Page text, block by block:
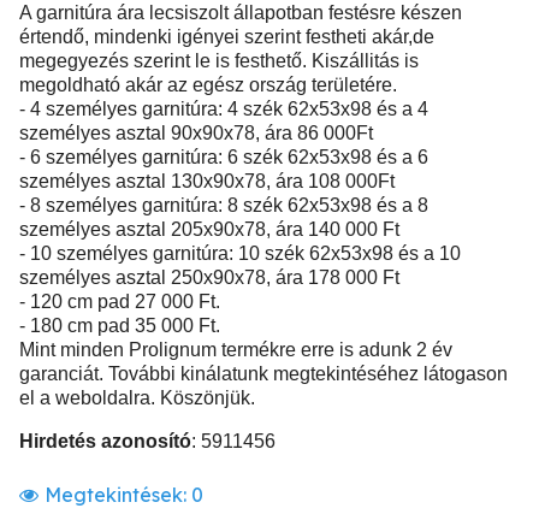
A garnitúra ára lecsiszolt állapotban festésre készen
értendő, mindenki igényei szerint festheti akár,de
megegyezés szerint le is festhető. Kiszállitás is
megoldható akár az egész ország területére.
- 4 személyes garnitúra: 4 szék 62x53x98 és a 4
személyes asztal 90x90x78, ára 86 000Ft
- 6 személyes garnitúra: 6 szék 62x53x98 és a 6
személyes asztal 130x90x78, ára 108 000Ft
- 8 személyes garnitúra: 8 szék 62x53x98 és a 8
személyes asztal 205x90x78, ára 140 000 Ft
- 10 személyes garnitúra: 10 szék 62x53x98 és a 10
személyes asztal 250x90x78, ára 178 000 Ft
- 120 cm pad 27 000 Ft.
- 180 cm pad 35 000 Ft.
Mint minden Prolignum termékre erre is adunk 2 év
garanciát. További kinálatunk megtekintéséhez látogason
el a weboldalra. Köszönjük.
Hirdetés azonosító: 5911456
Megtekintések: 0